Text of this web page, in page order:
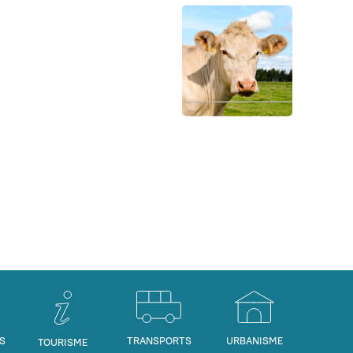
TOURISME TRANSPORTS URBANISME